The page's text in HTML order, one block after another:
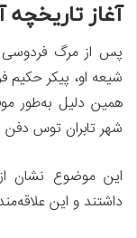
آغاز تاریخچه
شیعه او، پیکر حکیم
همین دلیل به‌طور
شهر تابران توس
این موضوع نشان
داشتند و این